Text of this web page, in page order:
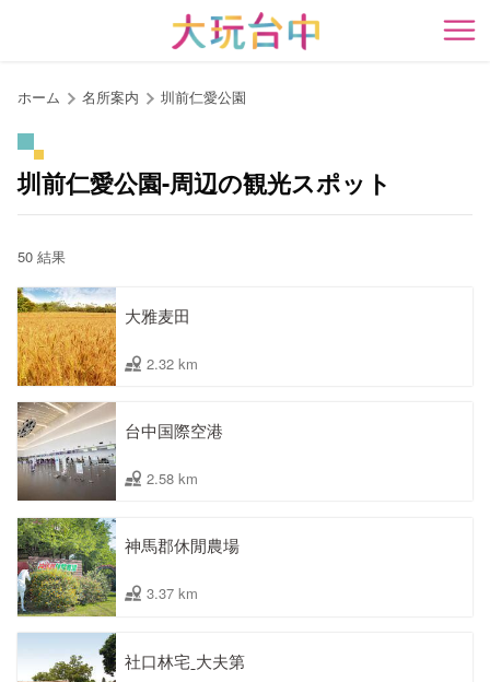
開
ホーム 名所案内 圳前仁愛公園
圳前仁愛公園-周辺の観光スポット
50 結果
大雅麦田
2.32 km
台中国際空港
2.58 km
神馬郡休閒農場
3.37 km
社口林宅ˍ大夫第